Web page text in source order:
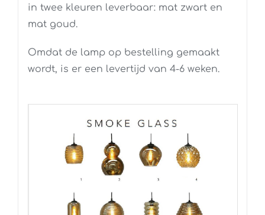
in twee kleuren leverbaar: mat zwart en
mat goud.
Omdat de lamp op bestelling gemaakt
wordt, is er een levertijd van 4-6 weken.